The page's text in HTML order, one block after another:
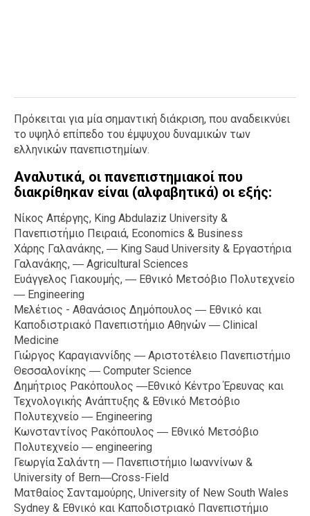
Πρόκειται για μία σημαντική διάκριση, που αναδεικνύει
το υψηλό επίπεδο του έμψυχου δυναμικών των
ελληνικών πανεπιστημίων.
Αναλυτικά, οι πανεπιστημιακοί που
διακρίθηκαν είναι (αλφαβητικά) οι εξής:
Νίκος Απέργης, King Abdulaziz University &
Πανεπιστήμιο Πειραιά, Economics & Business
Χάρης Γαλανάκης, ― King Saud University & Εργαστήρια
Γαλανάκης, ― Agricultural Sciences
Ευάγγελος Γιακουμής, ― Εθνικό Μετσόβιο Πολυτεχνείο
― Engineering
Μελέτιος - Αθανάσιος Δημόπουλος ― Εθνικό και
Καποδιστριακό Πανεπιστήμιο Αθηνών ― Clinical
Medicine
Γιώργος Καραγιαννίδης ― Αριστοτέλειο Πανεπιστήμιο
Θεσσαλονίκης ― Computer Science
Δημήτριος Ρακόπουλος ―Εθνικό Κέντρο Έρευνας και
Τεχνολογικής Ανάπτυξης & Εθνικό Μετσόβιο
Πολυτεχνείο ― Engineering
Κωνσταντίνος Ρακόπουλος ― Εθνικό Μετσόβιο
Πολυτεχνείο ― engineering
Γεωργία Σαλάντη ― Πανεπιστήμιο Ιωαννίνων &
University of Bern―Cross-Field
Ματθαίος Σανταμούρης, University of New South Wales
Sydney & Εθνικό και Καποδιστριακό Πανεπιστήμιο